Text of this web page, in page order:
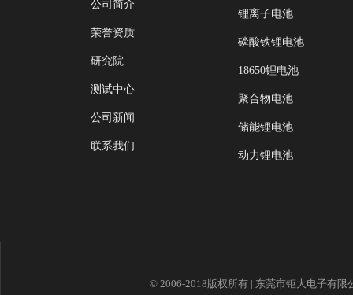
公司简介
荣誉资质
研究院
测试中心
公司新闻
联系我们
锂离子电池
磷酸铁锂电池
18650锂电池
聚合物电池
储能锂电池
动力锂电池
© 2006-2018版权所有 | 东莞市钜大电子有